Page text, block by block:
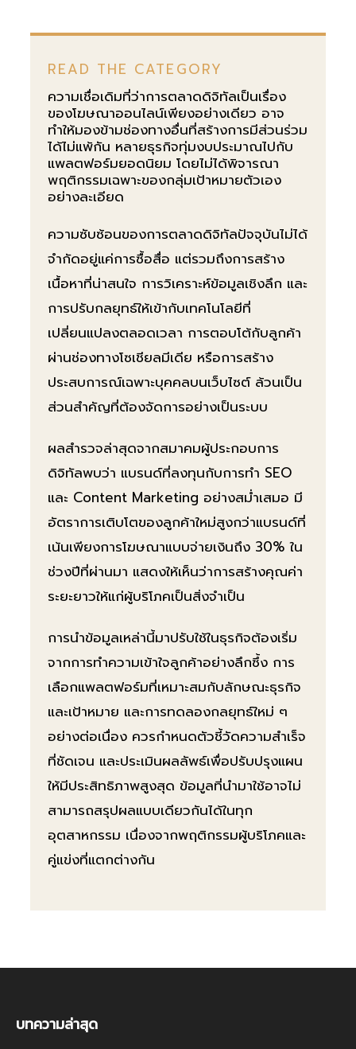
READ THE CATEGORY
ความเชื่อเดิมที่ว่าการตลาดดิจิทัลเป็นเรื่อง
ของโฆษณาออนไลน์เพียงอย่างเดียว อาจ
ทำให้มองข้ามช่องทางอื่นที่สร้างการมีส่วนร่วม
ได้ไม่แพ้กัน หลายธุรกิจทุ่มงบประมาณไปกับ
แพลตฟอร์มยอดนิยม โดยไม่ได้พิจารณา
พฤติกรรมเฉพาะของกลุ่มเป้าหมายตัวเอง
อย่างละเอียด
ความซับซ้อนของการตลาดดิจิทัลปัจจุบันไม่ได้
จำกัดอยู่แค่การซื้อสื่อ แต่รวมถึงการสร้าง
เนื้อหาที่น่าสนใจ การวิเคราะห์ข้อมูลเชิงลึก และ
การปรับกลยุทธ์ให้เข้ากับเทคโนโลยีที่
เปลี่ยนแปลงตลอดเวลา การตอบโต้กับลูกค้า
ผ่านช่องทางโซเชียลมีเดีย หรือการสร้าง
ประสบการณ์เฉพาะบุคคลบนเว็บไซต์ ล้วนเป็น
ส่วนสำคัญที่ต้องจัดการอย่างเป็นระบบ
ผลสำรวจล่าสุดจากสมาคมผู้ประกอบการ
ดิจิทัลพบว่า แบรนด์ที่ลงทุนกับการทำ SEO
และ Content Marketing อย่างสม่ำเสมอ มี
อัตราการเติบโตของลูกค้าใหม่สูงกว่าแบรนด์ที่
เน้นเพียงการโฆษณาแบบจ่ายเงินถึง 30% ใน
ช่วงปีที่ผ่านมา แสดงให้เห็นว่าการสร้างคุณค่า
ระยะยาวให้แก่ผู้บริโภคเป็นสิ่งจำเป็น
การนำข้อมูลเหล่านี้มาปรับใช้ในธุรกิจต้องเริ่ม
จากการทำความเข้าใจลูกค้าอย่างลึกซึ้ง การ
เลือกแพลตฟอร์มที่เหมาะสมกับลักษณะธุรกิจ
และเป้าหมาย และการทดลองกลยุทธ์ใหม่ ๆ
อย่างต่อเนื่อง ควรกำหนดตัวชี้วัดความสำเร็จ
ที่ชัดเจน และประเมินผลลัพธ์เพื่อปรับปรุงแผน
ให้มีประสิทธิภาพสูงสุด ข้อมูลที่นำมาใช้อาจไม่
สามารถสรุปผลแบบเดียวกันได้ในทุก
อุตสาหกรรม เนื่องจากพฤติกรรมผู้บริโภคและ
คู่แข่งที่แตกต่างกัน
บทความล่าสุด